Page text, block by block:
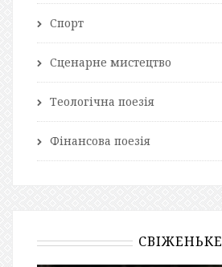
Спорт
Сценарне мистецтво
Теологічна поезія
Фінансова поезія
СВІЖЕНЬКЕ